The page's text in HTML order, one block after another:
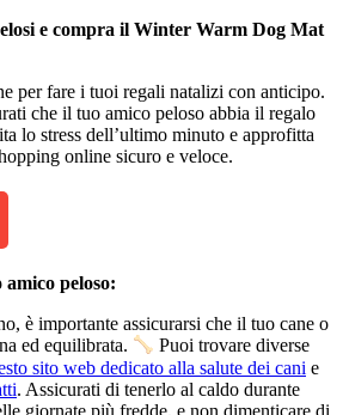
e compra il Winter Warm Dog Mat
per fare i tuoi regali natalizi con anticipo.
che il tuo amico peloso abbia il regalo
lo stress dell’ultimo minuto e approfitta
online sicuro e veloce.
peloso:
è importante assicurarsi che il tuo cane o
ed equilibrata.
Puoi trovare diverse
sito web dedicato alla salute dei cani e
. Assicurati di tenerlo al caldo durante
giornate più fredde, e non dimenticare di